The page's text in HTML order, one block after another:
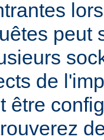
peut
de
être